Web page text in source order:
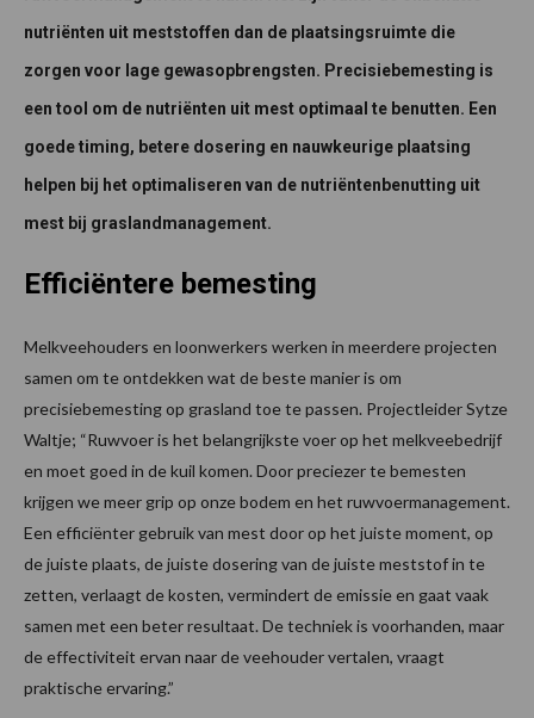
nutriënten uit meststoffen dan de plaatsingsruimte die
zorgen voor lage gewasopbrengsten. Precisiebemesting is
een tool om de nutriënten uit mest optimaal te benutten. Een
goede timing, betere dosering en nauwkeurige plaatsing
helpen bij het optimaliseren van de nutriëntenbenutting uit
mest bij graslandmanagement.
Efficiëntere bemesting
Melkveehouders en loonwerkers werken in meerdere projecten
samen om te ontdekken wat de beste manier is om
precisiebemesting op grasland toe te passen. Projectleider Sytze
Waltje; “Ruwvoer is het belangrijkste voer op het melkveebedrijf
en moet goed in de kuil komen. Door preciezer te bemesten
krijgen we meer grip op onze bodem en het ruwvoermanagement.
Een efficiënter gebruik van mest door op het juiste moment, op
de juiste plaats, de juiste dosering van de juiste meststof in te
zetten, verlaagt de kosten, vermindert de emissie en gaat vaak
samen met een beter resultaat. De techniek is voorhanden, maar
de effectiviteit ervan naar de veehouder vertalen, vraagt
praktische ervaring.”